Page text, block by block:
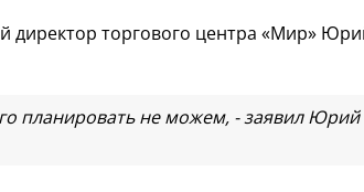
директор торгового центра «Мир»
планировать не можем, - заявил Юрий